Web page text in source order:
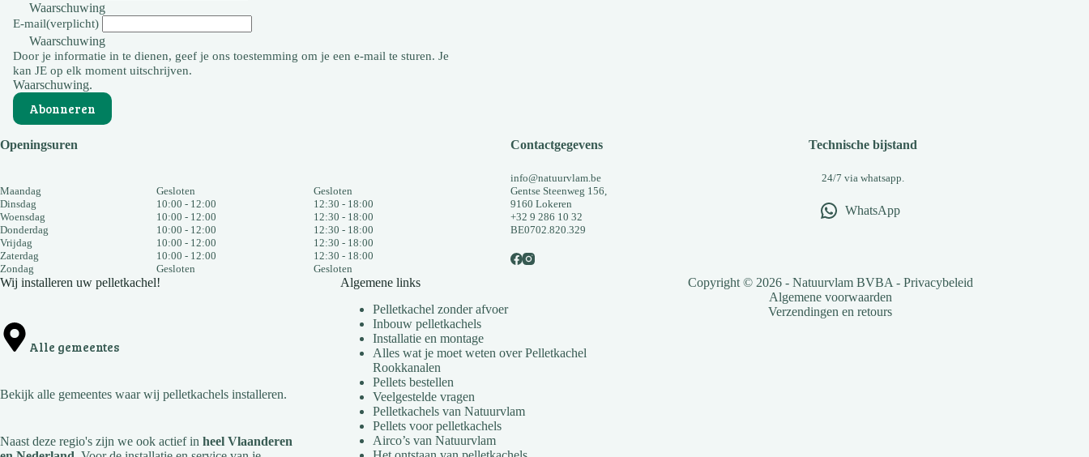
Waarschuwing
E-mail(verplicht)
Waarschuwing
Door je informatie in te dienen, geef je ons toestemming om je een e-mail te sturen. Je
kan JE op elk moment uitschrijven.
Waarschuwing.
Abonneren
Openingsuren
Maandag
Dinsdag
Woensdag
Donderdag
Vrijdag
Zaterdag
Zondag
Gesloten
10:00 - 12:00
10:00 - 12:00
10:00 - 12:00
10:00 - 12:00
10:00 - 12:00
Gesloten
Gesloten
12:30 - 18:00
12:30 - 18:00
12:30 - 18:00
12:30 - 18:00
12:30 - 18:00
Gesloten
Contactgegevens
info@natuurvlam.be
Gentse Steenweg 156,
9160 Lokeren
+32 9 286 10 32
BE0702.820.329
Technische bijstand
24/7 via whatsapp.
WhatsApp
Wij installeren uw pelletkachel!
Alle gemeentes
Bekijk alle gemeentes waar wij pelletkachels installeren.
Naast deze regio's zijn we ook actief in heel Vlaanderen
Algemene links
Pelletkachel zonder afvoer
Inbouw pelletkachels
Installatie en montage
Alles wat je moet weten over Pelletkachel
Rookkanalen
Pellets bestellen
Veelgestelde vragen
Pelletkachels van Natuurvlam
Pellets voor pelletkachels
Airco’s van Natuurvlam
Copyright © 2026 - Natuurvlam BVBA - Privacybeleid
Algemene voorwaarden
Verzendingen en retours